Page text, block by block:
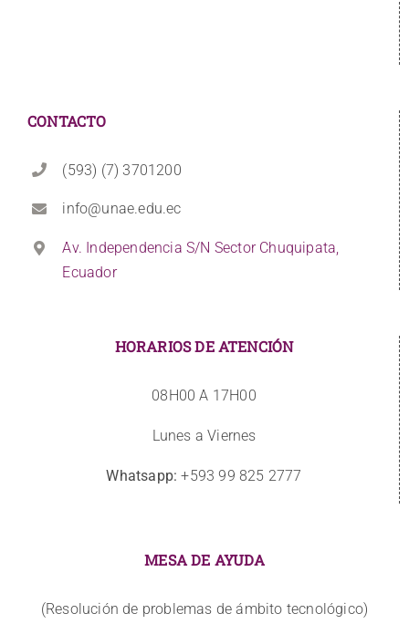
CONTACTO
(593) (7) 3701200
info@unae.edu.ec
Av. Independencia S/N Sector Chuquipata,
Ecuador
HORARIOS DE ATENCIÓN
08H00 A 17H00
Lunes a Viernes
Whatsapp: +593 99 825 2777
MESA DE AYUDA
(Resolución de problemas de ámbito tecnológico)